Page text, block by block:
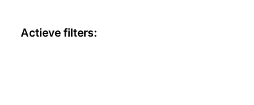
Actieve filters: